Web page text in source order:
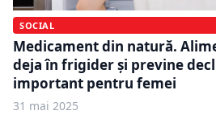
SOCIAL
Medicament din natură.
deja în frigider și previne
important pentru femei
31 mai 2025